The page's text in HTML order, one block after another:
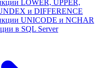
LOWER, UPPER,
и DIFFERENCE
UNICODE и NCHAR
в SQL Server